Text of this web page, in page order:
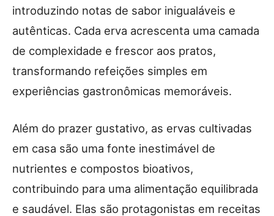
introduzindo notas de sabor inigualáveis e
autênticas. Cada erva acrescenta uma camada
de complexidade e frescor aos pratos,
transformando refeições simples em
experiências gastronômicas memoráveis.
Além do prazer gustativo, as ervas cultivadas
em casa são uma fonte inestimável de
nutrientes e compostos bioativos,
contribuindo para uma alimentação equilibrada
e saudável. Elas são protagonistas em receitas